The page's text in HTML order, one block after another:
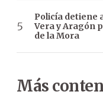
Policía detiene
Vera y Aragón
de la Mora
Más